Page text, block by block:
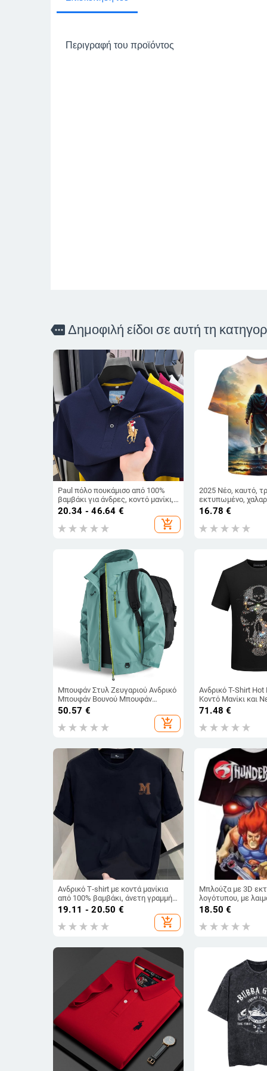
Περιγραφή του προϊόντος
more Δημοφιλή είδοι σε αυτή τη
Paul πόλο πουκάμισο από 100%
βαμβάκι για άνδρες, κοντό μανίκι,
με γιακά, επαγγελματικό στυλ
20.34 - 46.64 €
add_shopping_cart
2025 Νέο, καυτό,
εκτυπωμένο,
μπλουζάκι με
λαιμόκοψη και
μεγάλα μεγέθη, σε
16.78 €
Μπουφάν Στυλ Ζευγαριού Ανδρικό
Μπουφάν Βουνού Μπουφάν
Υπαίθρου Ορειβασίας Μπουφάν
7870 Νεανικό Χαλαρό
50.57 €
add_shopping_cart
Ανδρικό T-Shirt Hot
Κοντό Μανίκι και
Μοντέρνο
Boy, Μεγάλο
Ανδρικό
71.48 €
Ανδρικό T‑shirt με κοντά μανίκια
από 100% βαμβάκι, άνετη γραμμή,
στρογγυλή λαιμόκοψη,
γεωμετρικό σχέδιο, ανάλαφρο για
το καλοκαίρι 2025
19.11 - 20.50 €
add_shopping_cart
Μπλούζα με 3D
λογότυπου, με
κοντά μανίκια,
ψηφιακή εκτύπωση
18.50 €